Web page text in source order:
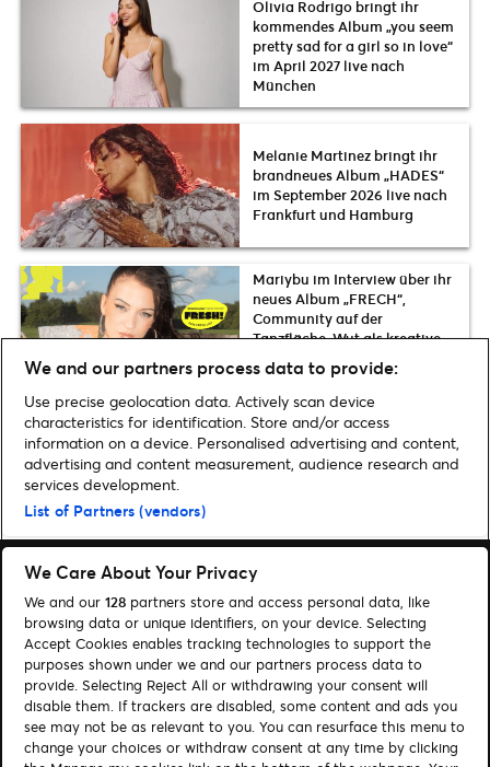
Olivia Rodrigo bringt ihr
kommendes Album „you seem
pretty sad for a girl so in love“
im April 2027 live nach
München
Melanie Martinez bringt ihr
brandneues Album „HADES“
im September 2026 live nach
Frankfurt und Hamburg
Mariybu im Interview über ihr
neues Album „FRECH“,
Community auf der
Tanzfläche, Wut als kreative
Kraft und den Mut, frech zu
sein
Home Musik
David Garrett veröffentlicht sein neues Album „Millennium
Symphony“
Suchen
Cookie-Einwilligungstool
Autor*innen
Kontakt
Impressum
Tickets
We and our partners process data to provide:
Use precise geolocation data. Actively scan device
characteristics for identification. Store and/or access
information on a device. Personalised advertising and content,
advertising and content measurement, audience research and
services development.
List of Partners (vendors)
We Care About Your Privacy
We and our 128 partners store and access personal data, like
browsing data or unique identifiers, on your device. Selecting
Accept Cookies enables tracking technologies to support the
purposes shown under we and our partners process data to
provide. Selecting Reject All or withdrawing your consent will
disable them. If trackers are disabled, some content and ads you
see may not be as relevant to you. You can resurface this menu to
change your choices or withdraw consent at any time by clicking